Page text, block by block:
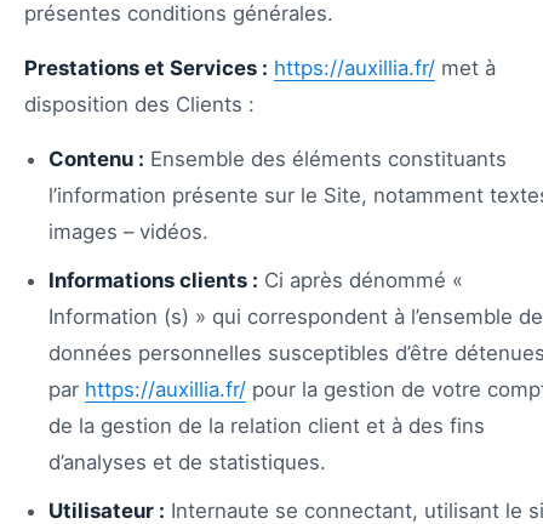
présentes conditions générales.
Prestations et Services : https://auxillia.fr/ met à
disposition des Clients :
Contenu : Ensemble des éléments constituants
l’information présente sur le Site, notamment
images – vidéos.
Informations clients : Ci après dénommé «
Information (s) » qui correspondent à l’ensemble
données personnelles susceptibles d’être
par https://auxillia.fr/ pour la gestion de votre
de la gestion de la relation client et à des fins
d’analyses et de statistiques.
Utilisateur : Internaute se connectant, utilisant le